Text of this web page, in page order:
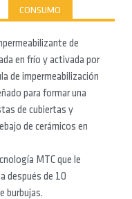
CONSUMO
de
en frío y activada por
de impermeabilización
para formar una
de cubiertas y
de cerámicos en
MTC que le
después de 10
burbujas.